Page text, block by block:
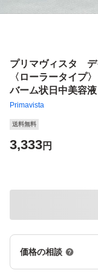
プリマヴィスタ デ
〈ローラータイプ
バーム状日中美容
Primavista
送料無料
3,333円
価格の相談